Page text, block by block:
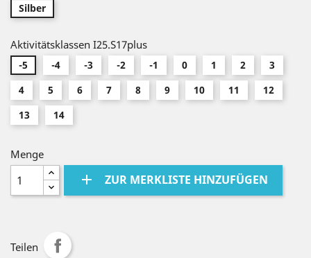
Silber
Aktivitätsklassen I25.S17plus
-5 -4 -3 -2 -1 0 1 2
3
4
5 6 7 8 9 10 11
12
13
14
Menge
add ZUR MERKLISTE HINZUFÜGEN
Teilen